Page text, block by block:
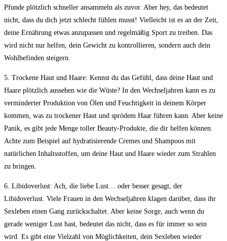
Pfunde plötzlich⁤ schneller ansammeln als zuvor. Aber hey, das bedeutet
nicht,⁢ dass du dich jetzt schlecht fühlen musst! Vielleicht ist es an der Zeit,
deine Ernährung etwas anzupassen⁤ und regelmäßig Sport zu treiben. Das
wird nicht nur ⁢helfen, dein Gewicht ⁤zu kontrollieren, sondern auch dein
Wohlbefinden steigern.
5. Trockene Haut und Haare:‍ Kennst du‌ das Gefühl,‍ dass deine Haut und
Haare plötzlich ⁤aussehen ​wie die Wüste?​ In den Wechseljahren kann es zu‌
verminderter Produktion von Ölen und‌ Feuchtigkeit ⁣in deinem Körper⁤
kommen, ‌was zu trockener ‍Haut und sprödem Haar ⁤führen kann. Aber keine
Panik,⁤ es gibt jede Menge toller​ Beauty-Produkte, die dir helfen ⁤können.
⁣Achte zum Beispiel auf hydratisierende Cremes und ⁣Shampoos mit
⁣natürlichen Inhaltsstoffen,‌ um deine Haut ‍und⁢ Haare wieder zum Strahlen
zu bringen.
6. Libidoverlust: Ach, die liebe Lust… oder besser gesagt, ⁢der
Libidoverlust. Viele Frauen in ‍den Wechseljahren klagen darüber, dass⁤ ihr‍
Sexleben einen Gang‌ zurückschaltet. Aber⁤ keine Sorge, auch wenn ‌du
gerade weniger Lust hast, bedeutet ​das nicht, ​dass es für immer so sein
wird.⁣ Es⁢ gibt eine Vielzahl von Möglichkeiten,‍ dein⁢ Sexleben wieder